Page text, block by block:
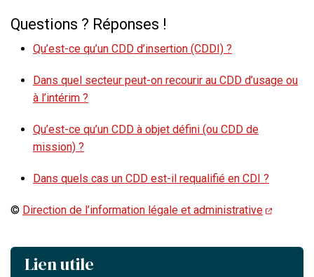
Questions ? Réponses !
Qu’est-ce qu’un CDD d’insertion (CDDI) ?
Dans quel secteur peut-on recourir au CDD d’usage ou
à l’intérim ?
Qu’est-ce qu’un CDD à objet défini (ou CDD de
mission) ?
Dans quels cas un CDD est-il requalifié en CDI ?
© Direction de l’information légale et administrative
Lien utile